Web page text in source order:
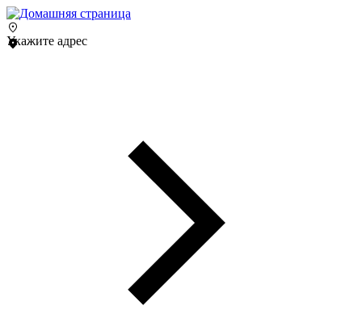
Укажите адрес